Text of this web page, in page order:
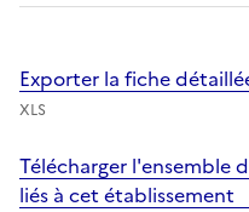
Exporter la fiche
XLS
Télécharger l'ensemble
liés à cet établissement